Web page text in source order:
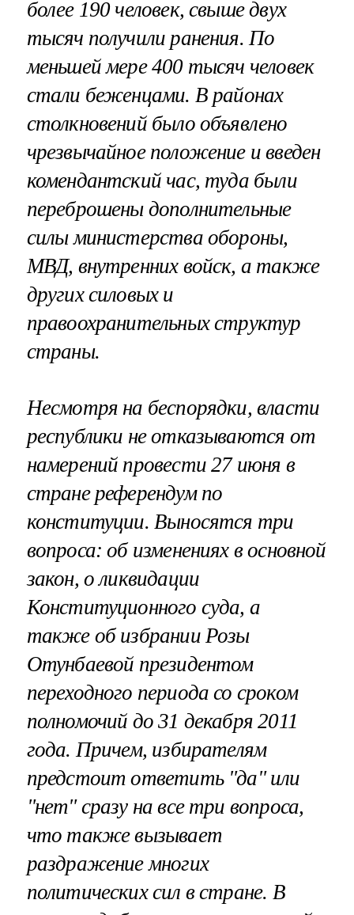
более 190 человек, свыше двух
тысяч получили ранения. По
меньшей мере 400 тысяч человек
стали беженцами. В районах
столкновений было объявлено
чрезвычайное положение и введен
комендантский час, туда были
переброшены дополнительные
силы министерства обороны,
МВД, внутренних войск, а также
других силовых и
правоохранительных структур
страны.
Несмотря на беспорядки, власти
республики не отказываются от
намерений провести 27 июня в
стране референдум по
конституции. Выносятся три
вопроса: об изменениях в основной
закон, о ликвидации
Конституционного суда, а
также об избрании Розы
Отунбаевой президентом
переходного периода со сроком
полномочий до 31 декабря 2011
года. Причем, избирателям
предстоит ответить "да" или
"нет" сразу на все три вопроса,
что также вызывает
раздражение многих
политических сил в стране. В